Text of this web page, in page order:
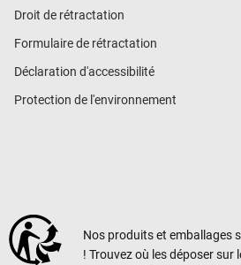
Droit de rétractation
Formulaire de rétractation
Déclaration d'accessibilité
Protection de l'environnement
Nos produits et emballages
! Trouvez où les déposer sur